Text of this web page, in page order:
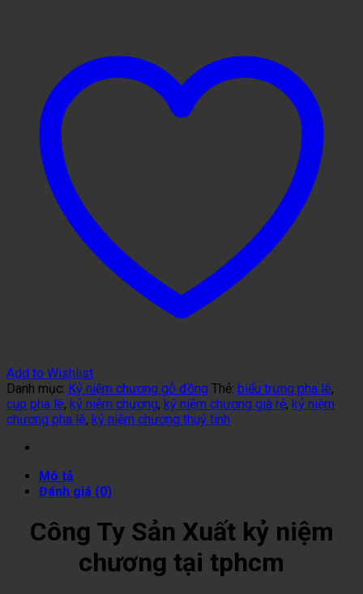
Add to Wishlist
Danh mục: Kỷ niệm chương gỗ đồng Thẻ: biểu trưng pha lê,
cup pha lê, kỷ niệm chương, kỷ niệm chương giá rẻ, kỷ niệm
chương pha lê, kỷ niệm chương thuỷ tinh
Mô tả
Đánh giá (0)
Công Ty Sản Xuất kỷ niệm
chương tại tphcm